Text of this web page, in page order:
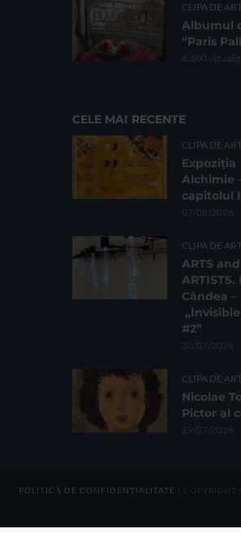
CLIPA DE
Albumul
“Paris
6.600
CELE MAI RECENTE
CLIPA DE
Expoziția
Alchimie
capitolul
07/08/2026
CLIPA DE
ARTS and
Cândea –
#2”
30/07/2026
CLIPA DE
Nicolae
Pictor al
29/07/2026
POLITICĂ DE CONFIDENȚIALITATE | COPYRIGHT